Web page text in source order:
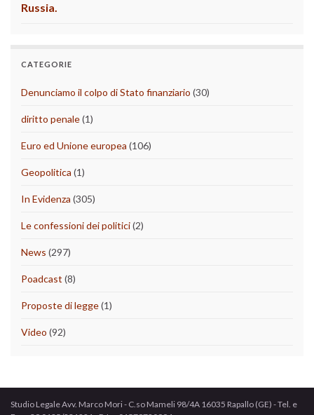
Russia.
CATEGORIE
Denunciamo il colpo di Stato finanziario (30)
diritto penale(1)
Euro ed Unione europea (106)
Geopolitica (1)
In Evidenza (305)
Le confessioni dei politici(2)
News (297)
Poadcast (8)
Proposte di legge(1)
Video (92)
Studio Legale Avv. Marco Mori - C.so Mameli 98/4A 16035 Rapallo (GE) - Tel. e